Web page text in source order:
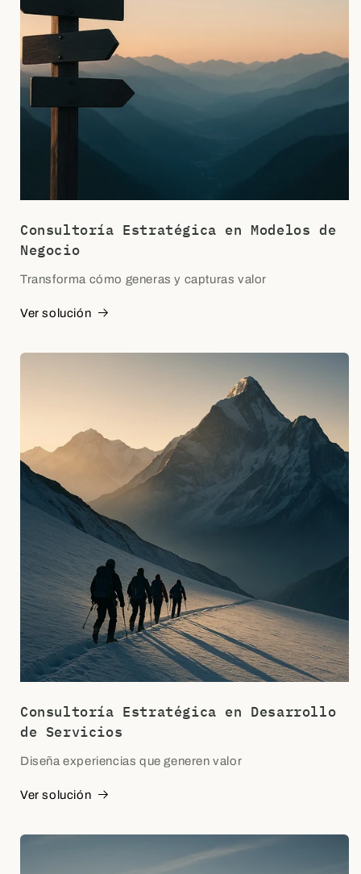
Consultoría Estratégica en Modelos de
Negocio
Transforma cómo generas y capturas valor
Ver solución
Consultoría Estratégica en Desarrollo
de Servicios
Diseña experiencias que generen valor
Ver solución